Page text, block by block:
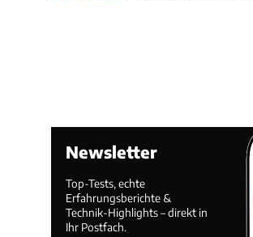
Newsletter
Top-Tests, echte
Erfahrungsberichte &
Technik-Highlights – direkt in
Ihr Postfach.